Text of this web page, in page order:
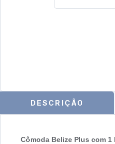
DESCRIÇÃO
Cômoda Belize Plus com 1